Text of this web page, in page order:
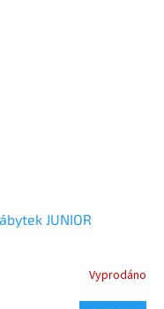
JUNIOR
Vyprodáno